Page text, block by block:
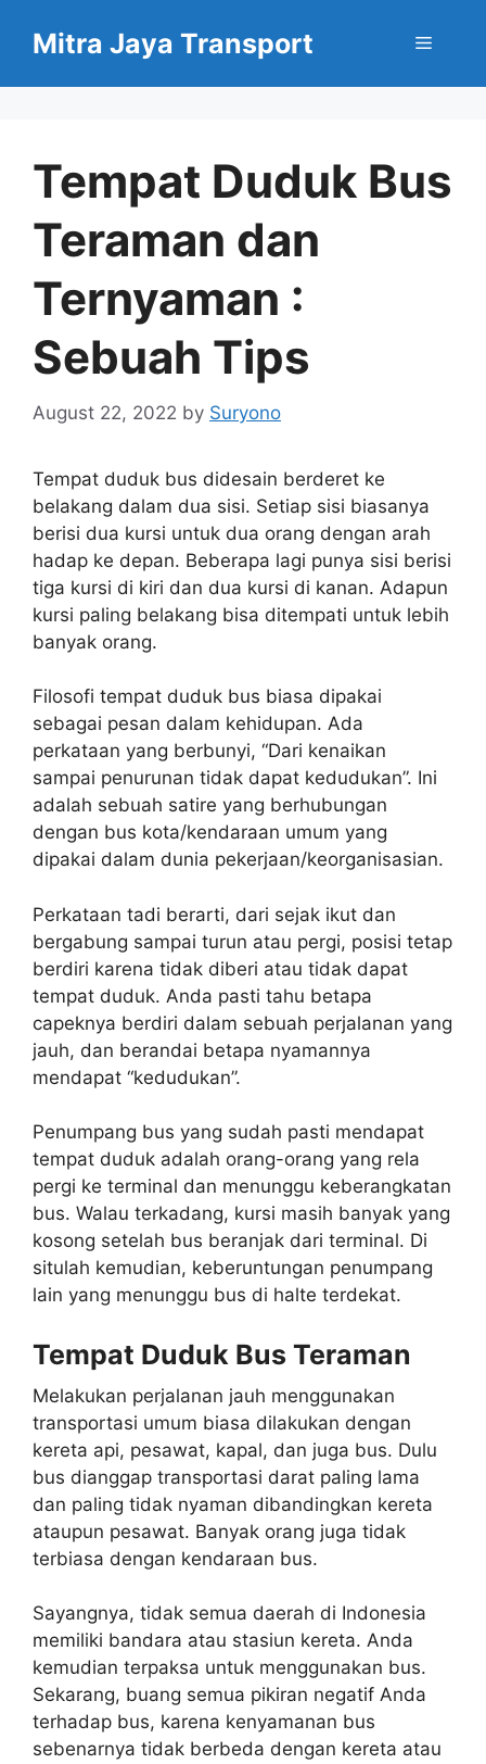
Mitra Jaya Transport Menu
Tempat Duduk Bus
Teraman dan
Ternyaman :
Sebuah Tips
August 22, 2022 by Suryono
Tempat duduk bus didesain berderet ke
belakang dalam dua sisi. Setiap sisi biasanya
berisi dua kursi untuk dua orang dengan arah
hadap ke depan. Beberapa lagi punya sisi berisi
tiga kursi di kiri dan dua kursi di kanan. Adapun
kursi paling belakang bisa ditempati untuk lebih
banyak orang.
Filosofi tempat duduk bus biasa dipakai
sebagai pesan dalam kehidupan. Ada
perkataan yang berbunyi, “Dari kenaikan
sampai penurunan tidak dapat kedudukan”. Ini
adalah sebuah satire yang berhubungan
dengan bus kota/kendaraan umum yang
dipakai dalam dunia pekerjaan/keorganisasian.
Perkataan tadi berarti, dari sejak ikut dan
bergabung sampai turun atau pergi, posisi tetap
berdiri karena tidak diberi atau tidak dapat
tempat duduk. Anda pasti tahu betapa
capeknya berdiri dalam sebuah perjalanan yang
jauh, dan berandai betapa nyamannya
mendapat “kedudukan”.
Penumpang bus yang sudah pasti mendapat
tempat duduk adalah orang-orang yang rela
pergi ke terminal dan menunggu keberangkatan
bus. Walau terkadang, kursi masih banyak yang
kosong setelah bus beranjak dari terminal. Di
situlah kemudian, keberuntungan penumpang
lain yang menunggu bus di halte terdekat.
Tempat Duduk Bus Teraman
Melakukan perjalanan jauh menggunakan
transportasi umum biasa dilakukan dengan
kereta api, pesawat, kapal, dan juga bus. Dulu
bus dianggap transportasi darat paling lama
dan paling tidak nyaman dibandingkan kereta
ataupun pesawat. Banyak orang juga tidak
terbiasa dengan kendaraan bus.
Sayangnya, tidak semua daerah di Indonesia
memiliki bandara atau stasiun kereta. Anda
kemudian terpaksa untuk menggunakan bus.
Sekarang, buang semua pikiran negatif Anda
terhadap bus, karena kenyamanan bus
sebenarnya tidak berbeda dengan kereta atau